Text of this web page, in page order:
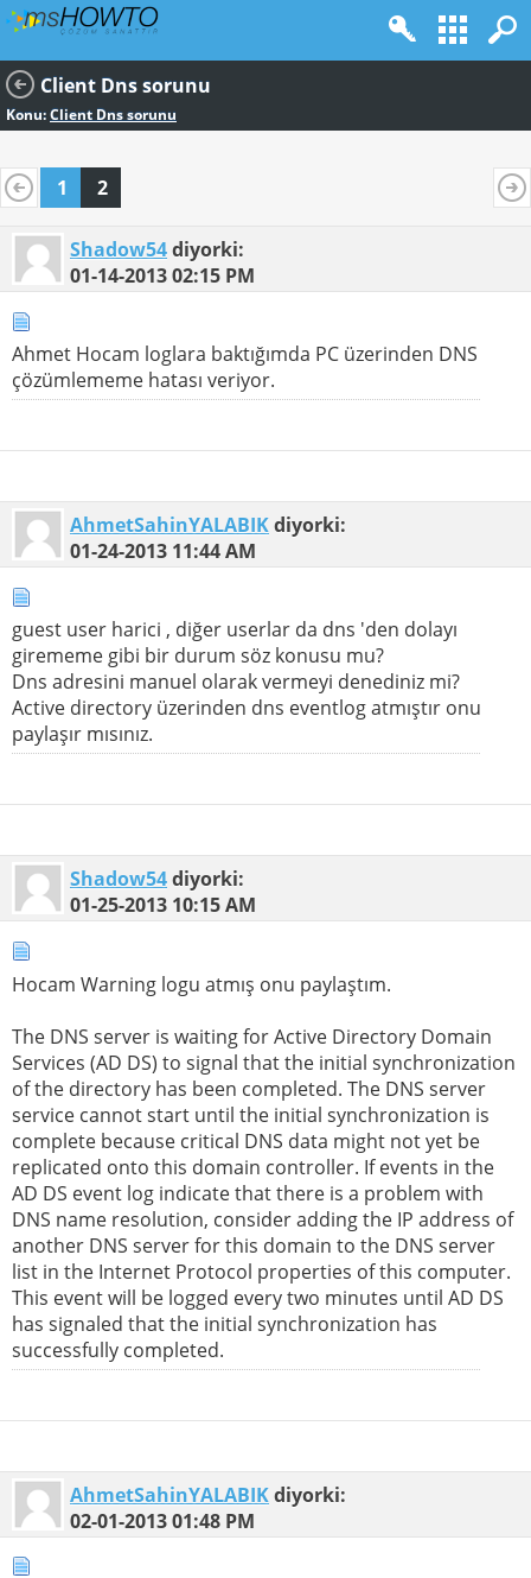
Client Dns sorunu
Konu:Client Dns sorunu
1 2
Shadow54diyorki:
01-14-201302:15 PM
Ahmet Hocam loglara baktığımda PC üzerinden DNS
çözümlememe hatası veriyor.
AhmetSahinYALABIKdiyorki:
01-24-2013 11:44 AM
guest user harici , diğer userlar da dns 'den dolayı
girememe gibi bir durum söz konusu mu?
Dns adresini manuel olarak vermeyi denediniz mi?
Active directory üzerinden dns eventlog atmıştır onu
paylaşır mısınız.
Shadow54diyorki:
01-25-2013 10:15 AM
Hocam Warning logu atmış onu paylaştım.
The DNS server is waiting for Active Directory Domain
Services (AD DS) to signal that the initial synchronization
of the directory has been completed. The DNS server
service cannot start until the initial synchronization is
complete because critical DNS data might not yet be
replicated onto this domain controller. If events in the
AD DS event log indicate that there is a problem with
DNS name resolution, consider adding the IP address of
another DNS server for this domain to the DNS server
list in the Internet Protocol properties of this computer.
This event will be logged every two minutes until AD DS
has signaled that the initial synchronization has
successfully completed.
AhmetSahinYALABIKdiyorki:
02-01-201301:48 PM